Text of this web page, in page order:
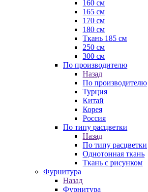
160 см
165 см
170 см
180 см
Ткань 185 см
250 см
300 см
По производителю
Назад
По производителю
Турция
Китай
Корея
Россия
По типу расцветки
Назад
По типу расцветки
Однотонная ткань
Ткань с рисунком
Фурнитура
Назад
Фурнитура